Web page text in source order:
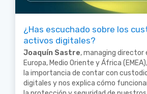
¿Has escuchado sobre los
activos digitales?
Joaquín Sastre, managing director
Europa, Medio Oriente y África
la importancia de contar con
digitales y nos explica cómo